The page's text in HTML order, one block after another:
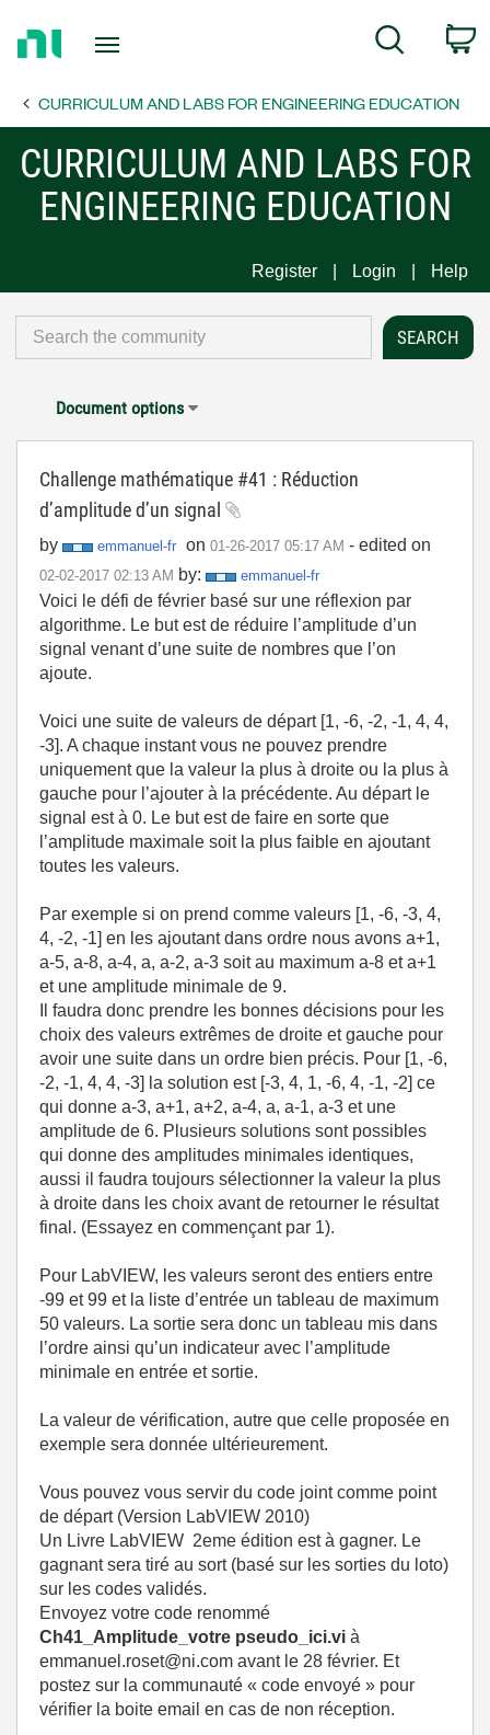
Page
Search
CURRICULUM AND LABS FOR ENGINEERING EDUCATION
CURRICULUM AND LABS FOR
ENGINEERING EDUCATION
Register Login Help
Document options
Challenge mathématique #41 : Réduction
d’amplitude d’un signal
by emmanuel-fr on ‎01-26-2017 05:17 AM - edited on
‎02-02-2017 02:13 AM by: emmanuel-fr
Voici le défi de février basé sur une réflexion par
algorithme. Le but est de réduire l’amplitude d’un
signal venant d’une suite de nombres que l’on
ajoute.
Voici une suite de valeurs de départ [1, -6, -2, -1, 4, 4,
-3]. A chaque instant vous ne pouvez prendre
uniquement que la valeur la plus à droite ou la plus à
gauche pour l’ajouter à la précédente. Au départ le
signal est à 0. Le but est de faire en sorte que
l’amplitude maximale soit la plus faible en ajoutant
toutes les valeurs.
Par exemple si on prend comme valeurs [1, -6, -3, 4,
4, -2, -1] en les ajoutant dans ordre nous avons a+1,
a-5, a-8, a-4, a, a-2, a-3 soit au maximum a-8 et a+1
et une amplitude minimale de 9.
Il faudra donc prendre les bonnes décisions pour les
choix des valeurs extrêmes de droite et gauche pour
avoir une suite dans un ordre bien précis. Pour [1, -6,
-2, -1, 4, 4, -3] la solution est [-3, 4, 1, -6, 4, -1, -2] ce
qui donne a-3, a+1, a+2, a-4, a, a-1, a-3 et une
amplitude de 6. Plusieurs solutions sont possibles
qui donne des amplitudes minimales identiques,
aussi il faudra toujours sélectionner la valeur la plus
à droite dans les choix avant de retourner le résultat
final. (Essayez en commençant par 1).
Pour LabVIEW, les valeurs seront des entiers entre
-99 et 99 et la liste d’entrée un tableau de maximum
50 valeurs. La sortie sera donc un tableau mis dans
l’ordre ainsi qu’un indicateur avec l’amplitude
minimale en entrée et sortie.
La valeur de vérification, autre que celle proposée en
exemple sera donnée ultérieurement.
Vous pouvez vous servir du code joint comme point
de départ (Version LabVIEW 2010)
Un Livre LabVIEW 2eme édition est à gagner. Le
gagnant sera tiré au sort (basé sur les sorties du loto)
sur les codes validés.
Envoyez votre code renommé
Ch41_Amplitude_votre pseudo_ici.vi à
emmanuel.roset@ni.com avant le 28 février. Et
postez sur la communauté « code envoyé » pour
vérifier la boite email en cas de non réception.